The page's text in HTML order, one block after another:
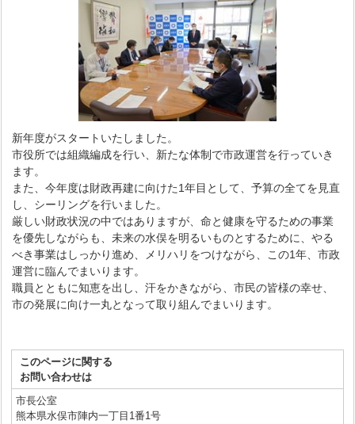
新年度がスタートいたしました。
市役所では組織編成を行い、新たな体制で市政運営を行っていき
ます。
また、今年度は財政再建に向けた1年目として、予算の全てを見直
し、シーリングを行いました。
厳しい財政状況の中ではありますが、命と健康を守るための事業
を優先しながらも、未来の水俣を明るいものとするために、やる
べき事業はしっかり進め、メリハリをつけながら、この1年、市政
運営に臨んでまいります。
職員とともに知恵を出し、汗をかきながら、市民の皆様の幸せ、
市の発展に向け一丸となって取り組んでまいります。
このページに関する
お問い合わせは
市長公室
熊本県水俣市陣内一丁目1番1号